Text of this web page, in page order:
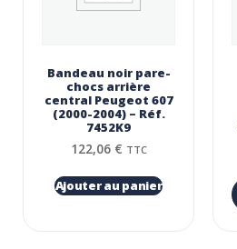
Bandeau noir pare-
chocs arrière
central Peugeot 607
(2000-2004) – Réf.
7452K9
122,06 € TTC
Ajouter au panier